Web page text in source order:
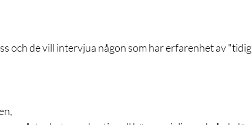
och de vill intervjua någon som har erfarenhet av "tidig